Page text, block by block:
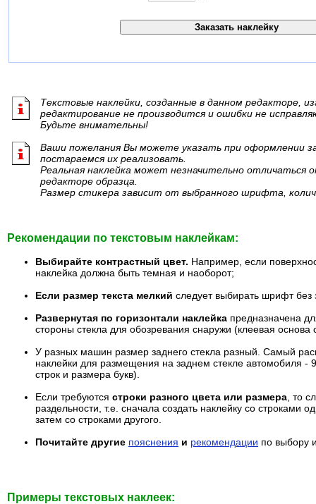
Текстовые наклейки, созданные в данном редакторе,
редактирование не производится и ошибки не
Будьте внимательны!
Ваши пожелания Вы можете указать при оформлении
постараемся их реализовать.
Реальная наклейка может незначительно отличаться
редакторе образца.
Размер стикера зависит от выбранного шрифта,
Рекомендации по текстовым наклейкам:
Выбирайте контрастный цвет. Например, если
наклейка должна быть темная и наоборот;
Если размер текста мелкий следует выбирать шрифт
Развернутая по горизонтали наклейка предназначена
стороны стекла для обозревания снаружи (клеевая основа
У разных машин размер заднего стекла разный. Самый
наклейки для размещения на заднем стекле автомобиля -
строк и размера букв).
Если требуются строки разного цвета или размера , то
раздельности, т.е. сначала создать наклейку со строками
затем со строками другого.
Почитайте другие пояснения и рекомендации по выбору
Примеры текстовых наклеек: